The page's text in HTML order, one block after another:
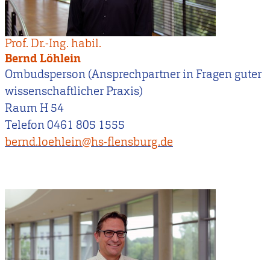
Prof. Dr.-Ing. habil.
Bernd Löhlein
Ombudsperson (Ansprechpartner in Fragen guter
wissenschaftlicher Praxis)
Raum H 54
Telefon 0461 805 1555
bernd.loehlein@hs-flensburg.de